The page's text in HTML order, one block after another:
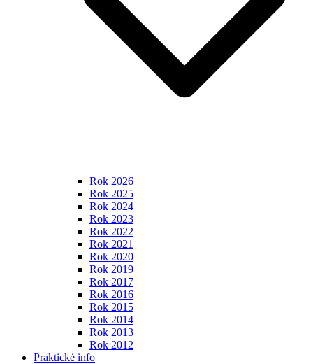
Rok 2026
Rok 2025
Rok 2024
Rok 2023
Rok 2022
Rok 2021
Rok 2020
Rok 2019
Rok 2017
Rok 2016
Rok 2015
Rok 2014
Rok 2013
Rok 2012
Praktické info